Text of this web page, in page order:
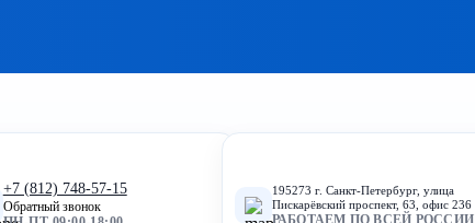
+7 (812) 748-57-15
Обратный звонок
195273 г. Санкт-Петербург, улица
Пискарёвский проспект, 63, офис 236
РАБОТАЕМ ПО ВСЕЙ РОССИИ